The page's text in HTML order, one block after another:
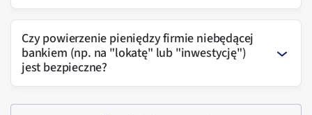
Czy powierzenie pieniędzy firmie niebędącej
bankiem (np. na "lokatę" lub "inwestycję")
jest bezpieczne?